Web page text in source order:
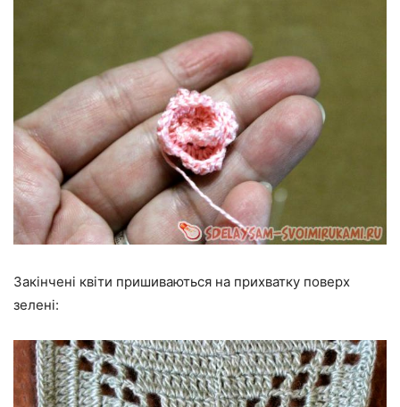
Закінчені квіти пришиваються на прихватку поверх
зелені: